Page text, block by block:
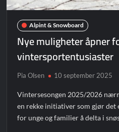
Alpint & Snowboard
Nye muligheter åpner
vintersportentusiaster
Pia Olsen 10 september 2025
Vintersesongen 2025/2026
en rekke initiativer som gjør det
for unge og familier å delta i